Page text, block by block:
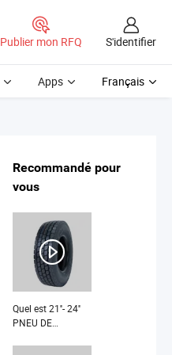
Publier mon RFQ S'identifier
Apps Français
Recommandé pour
vous
Quel est 21''- 24''
PNEU DE